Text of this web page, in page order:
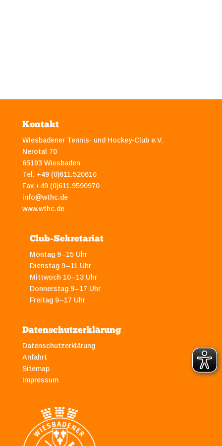
Kontakt
Wiesbadener Tennis- und Hockey-Club e.V.
Nerotal 70
65193 Wiesbaden
Tel. +49 (0)611.520610
Fax +49 (0)611.9590970
info@wthc.de
www.wthc.de
Club-Sekretariat
Montag 9–15 Uhr
Dienstag 9–11 Uhr
Mittwoch 10–13 Uhr
Donnerstag 9–17 Uhr
Freitag 9–17 Uhr
Datenschutzerklärung
Datenschutzerklärung
Anfahrt
Sitemap
Impressum